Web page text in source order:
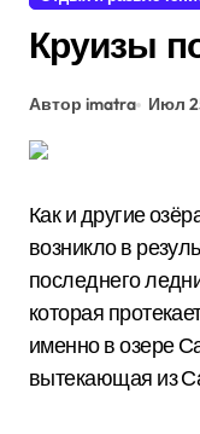
Круизы
Автор imatra Июл
Как и другие
возникло в
последнего
которая
именно в озере
вытекающая из